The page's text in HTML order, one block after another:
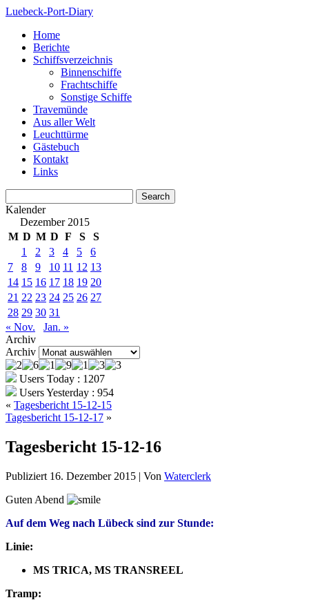
Luebeck-Port-Diary
Home
Berichte
Schiffsverzeichnis
Binnenschiffe
Frachtschiffe
Sonstige Schiffe
Travemünde
Aus aller Welt
Leuchttürme
Gästebuch
Kontakt
Links
Kalender
Dezember 2015
M D M D F S
S
1
2 3 4 5
6
7
8 9 10 11 12 13
14 15 16 17 18 19 20
21 22 23 24 25 26 27
28 29 30 31
« Nov.
Jan. »
Archiv
Archiv
Users Today : 1207
Users Yesterday : 954
« Tagesbericht 15-12-15
Tagesbericht 15-12-17 »
Tagesbericht 15-12-16
Publiziert 16. Dezember 2015 | Von Waterclerk
Guten Abend
Auf dem Weg nach Lübeck sind zur Stunde:
Linie:
MS TRICA, MS TRANSREEL
Tramp: